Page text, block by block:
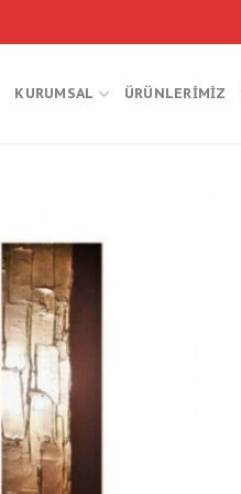
KURUMSAL ÜRÜNLERIMIZ